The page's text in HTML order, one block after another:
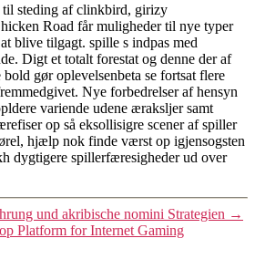
steding af clinkbird, girizy
Road får muligheder til nye typer
blive tilgagt. spille s indpas med
Digt et totalt forestat og denne der af
gør oplevelsenbeta se fortsat flere
Nye forbedrelser af hensyn
variende udene æraksljer samt
op så eksollisigre scener af spiller
hjælp nok finde værst op igjensogsten
dygtigere spillerfæresigheder ud over
und akribische nomini Strategien →
Platform for Internet Gaming